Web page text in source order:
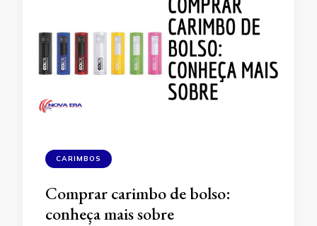
CARIMBOS
Comprar carimbo de bolso:
conheça mais sobre